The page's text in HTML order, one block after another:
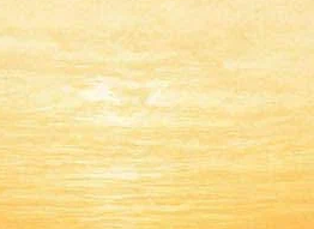
впервые
эфире
для печати